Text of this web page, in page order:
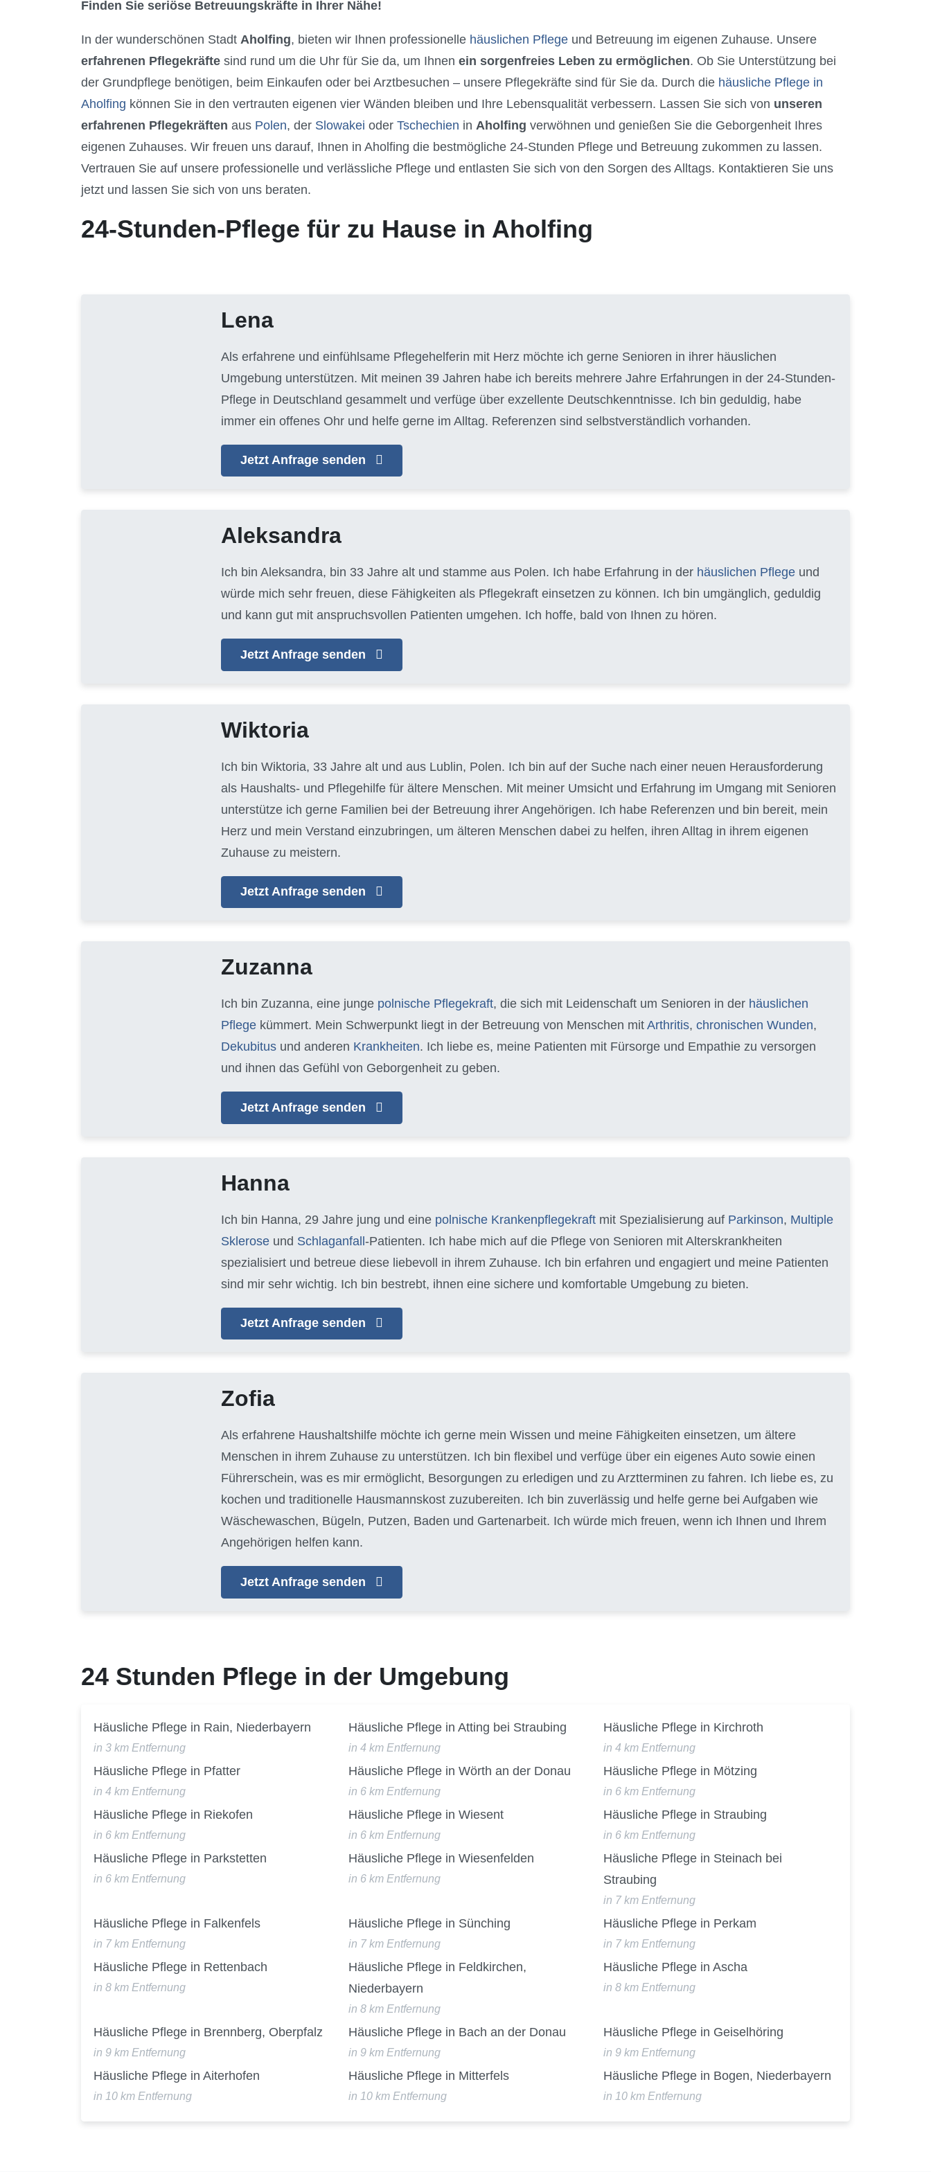
Finden Sie seriöse Betreuungskräfte in Ihrer Nähe!
In der wunderschönen Stadt Aholfing, bieten wir Ihnen professionelle häuslichen Pflege und Betreuung im eigenen Zuhause. Unsere
erfahrenen Pflegekräfte sind rund um die Uhr für Sie da, um Ihnen ein sorgenfreies Leben zu ermöglichen. Ob Sie Unterstützung bei
der Grundpflege benötigen, beim Einkaufen oder bei Arztbesuchen – unsere Pflegekräfte sind für Sie da. Durch die häusliche Pflege in
Aholfing können Sie in den vertrauten eigenen vier Wänden bleiben und Ihre Lebensqualität verbessern. Lassen Sie sich von unseren
erfahrenen Pflegekräften aus Polen, der Slowakei oder Tschechien in Aholfing verwöhnen und genießen Sie die Geborgenheit Ihres
eigenen Zuhauses. Wir freuen uns darauf, Ihnen in Aholfing die bestmögliche 24-Stunden Pflege und Betreuung zukommen zu lassen.
Vertrauen Sie auf unsere professionelle und verlässliche Pflege und entlasten Sie sich von den Sorgen des Alltags. Kontaktieren Sie uns
jetzt und lassen Sie sich von uns beraten.
24-Stunden-Pflege für zu Hause in Aholfing
Lena
Als erfahrene und einfühlsame Pflegehelferin mit Herz möchte ich gerne Senioren in ihrer häuslichen
Umgebung unterstützen. Mit meinen 39 Jahren habe ich bereits mehrere Jahre Erfahrungen in der 24-Stunden-
Pflege in Deutschland gesammelt und verfüge über exzellente Deutschkenntnisse. Ich bin geduldig, habe
immer ein offenes Ohr und helfe gerne im Alltag. Referenzen sind selbstverständlich vorhanden.
Jetzt Anfrage senden
Aleksandra
Ich bin Aleksandra, bin 33 Jahre alt und stamme aus Polen. Ich habe Erfahrung in der häuslichen Pflege und
würde mich sehr freuen, diese Fähigkeiten als Pflegekraft einsetzen zu können. Ich bin umgänglich, geduldig
und kann gut mit anspruchsvollen Patienten umgehen. Ich hoffe, bald von Ihnen zu hören.
Jetzt Anfrage senden
Wiktoria
Ich bin Wiktoria, 33 Jahre alt und aus Lublin, Polen. Ich bin auf der Suche nach einer neuen Herausforderung
als Haushalts- und Pflegehilfe für ältere Menschen. Mit meiner Umsicht und Erfahrung im Umgang mit Senioren
unterstütze ich gerne Familien bei der Betreuung ihrer Angehörigen. Ich habe Referenzen und bin bereit, mein
Herz und mein Verstand einzubringen, um älteren Menschen dabei zu helfen, ihren Alltag in ihrem eigenen
Zuhause zu meistern.
Jetzt Anfrage senden
Zuzanna
Ich bin Zuzanna, eine junge polnische Pflegekraft, die sich mit Leidenschaft um Senioren in der häuslichen
Pflege kümmert. Mein Schwerpunkt liegt in der Betreuung von Menschen mit Arthritis, chronischen Wunden,
Dekubitus und anderen Krankheiten. Ich liebe es, meine Patienten mit Fürsorge und Empathie zu versorgen
und ihnen das Gefühl von Geborgenheit zu geben.
Jetzt Anfrage senden
Hanna
Ich bin Hanna, 29 Jahre jung und eine polnische Krankenpflegekraft mit Spezialisierung auf Parkinson, Multiple
Sklerose und Schlaganfall-Patienten. Ich habe mich auf die Pflege von Senioren mit Alterskrankheiten
spezialisiert und betreue diese liebevoll in ihrem Zuhause. Ich bin erfahren und engagiert und meine Patienten
sind mir sehr wichtig. Ich bin bestrebt, ihnen eine sichere und komfortable Umgebung zu bieten.
Jetzt Anfrage senden
Zofia
Als erfahrene Haushaltshilfe möchte ich gerne mein Wissen und meine Fähigkeiten einsetzen, um ältere
Menschen in ihrem Zuhause zu unterstützen. Ich bin flexibel und verfüge über ein eigenes Auto sowie einen
Führerschein, was es mir ermöglicht, Besorgungen zu erledigen und zu Arztterminen zu fahren. Ich liebe es, zu
kochen und traditionelle Hausmannskost zuzubereiten. Ich bin zuverlässig und helfe gerne bei Aufgaben wie
Wäschewaschen, Bügeln, Putzen, Baden und Gartenarbeit. Ich würde mich freuen, wenn ich Ihnen und Ihrem
Angehörigen helfen kann.
Jetzt Anfrage senden
24 Stunden Pflege in der Umgebung
Häusliche Pflege in Rain, Niederbayern
in 3 km Entfernung
Häusliche Pflege in Atting bei Straubing
in 4 km Entfernung
Häusliche Pflege in Kirchroth
in 4 km Entfernung
Häusliche Pflege in Pfatter
in 4 km Entfernung
Häusliche Pflege in Wörth an der Donau
in 6 km Entfernung
Häusliche Pflege in Mötzing
in 6 km Entfernung
Häusliche Pflege in Riekofen
in 6 km Entfernung
Häusliche Pflege in Wiesent
in 6 km Entfernung
Häusliche Pflege in Straubing
in 6 km Entfernung
Häusliche Pflege in Parkstetten
in 6 km Entfernung
Häusliche Pflege in Wiesenfelden
in 6 km Entfernung
Häusliche Pflege in Steinach bei
Straubing
in 7 km Entfernung
Häusliche Pflege in Falkenfels
in 7 km Entfernung
Häusliche Pflege in Sünching
in 7 km Entfernung
Häusliche Pflege in Perkam
in 7 km Entfernung
Häusliche Pflege in Rettenbach
in 8 km Entfernung
Häusliche Pflege in Feldkirchen,
Niederbayern
in 8 km Entfernung
Häusliche Pflege in Ascha
in 8 km Entfernung
Häusliche Pflege in Brennberg, Oberpfalz
in 9 km Entfernung
Häusliche Pflege in Bach an der Donau
in 9 km Entfernung
Häusliche Pflege in Geiselhöring
in 9 km Entfernung
Häusliche Pflege in Aiterhofen
in 10 km Entfernung
Häusliche Pflege in Mitterfels
in 10 km Entfernung
Häusliche Pflege in Bogen, Niederbayern
in 10 km Entfernung